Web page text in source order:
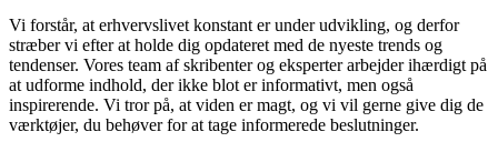
Vi forstår, at erhvervslivet konstant er under udvikling, og derfor
stræber vi efter at holde dig opdateret med de nyeste trends og
tendenser. Vores team af skribenter og eksperter arbejder ihærdigt på
at udforme indhold, der ikke blot er informativt, men også
inspirerende. Vi tror på, at viden er magt, og vi vil gerne give dig de
værktøjer, du behøver for at tage informerede beslutninger.